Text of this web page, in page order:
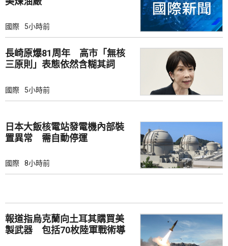
國際 5小時前
長崎原爆81周年 高市「無核
三原則」表態依然含糊其詞
國際 5小時前
日本大飯核電站發電機內部裝
置異常 需自動停運
國際 8小時前
報道指烏克蘭向土耳其購買美
製武器 包括70枚陸軍戰術導